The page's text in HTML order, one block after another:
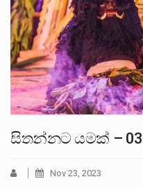
සිතන්නට යමක් – 03
Nov 23, 2023